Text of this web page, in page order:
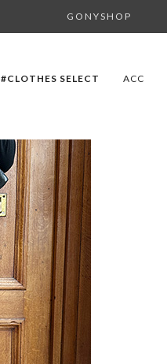
G O N Y S H O P
#CLOTHES SELECT ACC